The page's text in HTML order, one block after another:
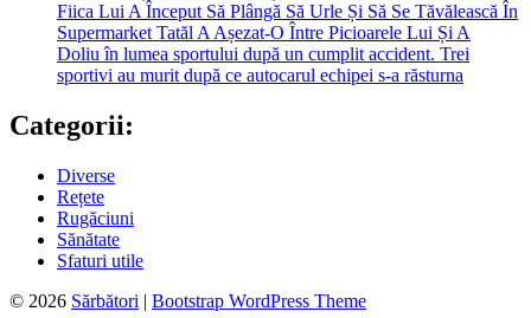
Fiica Lui A Început Să Plângă Să Urle Și Să Se Tăvălească În
Supermarket Tatăl A Așezat-O Între Picioarele Lui Și A
Doliu în lumea sportului după un cumplit accident. Trei
sportivi au murit după ce autocarul echipei s-a răsturna
Categorii:
Diverse
Rețete
Rugăciuni
Sănătate
Sfaturi utile
© 2026 Sărbători | Bootstrap WordPress Theme